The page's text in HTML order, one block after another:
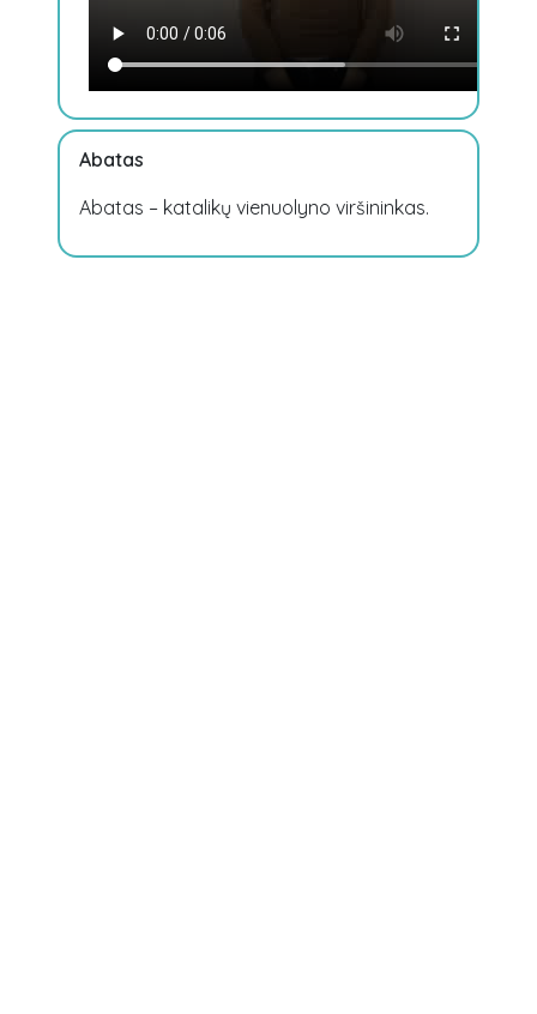
Astronomija
Ateizmas
Atstovų rūmai
Autokratija
Abatas
Abatas – katalikų vienuolyno viršininkas.